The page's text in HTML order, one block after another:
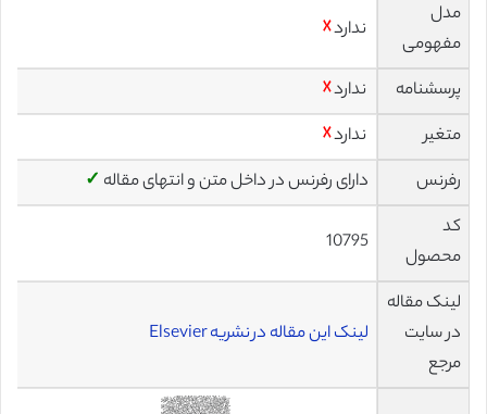
مدل
مفهومی
ندارد☓
پرسشنامه ندارد☓
متغیر
ندارد☓
رفرنس
دارای رفرنس در داخل متن و انتهای مقاله ✓
کد
محصول
10795
لینک مقاله
در سایت
مرجع
لینک این مقاله در نشریه Elsevier